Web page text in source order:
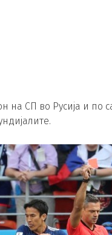
СП во Русија и по